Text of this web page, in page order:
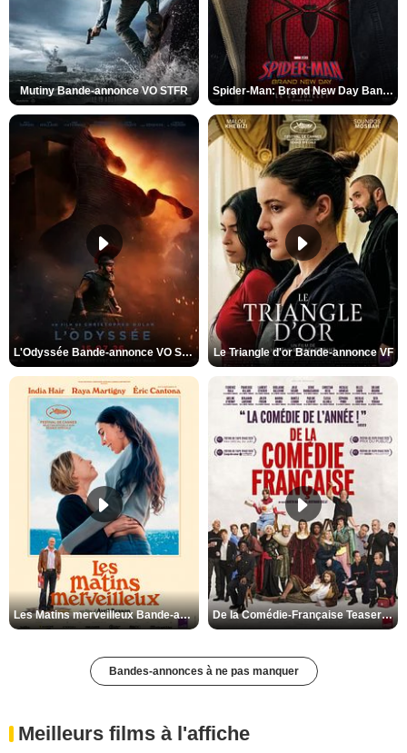
Mutiny Bande-annonce VO STFR Spider-Man: Brand New Day Bande-annonce VO STFR
L'Odyssée Bande-annonce VO STFR Le Triangle d'or Bande-annonce VF
Les Matins merveilleux Bande-annonce VF De la Comédie-Française Teaser VF
Bandes-annonces à ne pas manquer
Meilleurs films à l'affiche